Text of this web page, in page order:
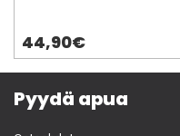
44,90€
Pyydä apua